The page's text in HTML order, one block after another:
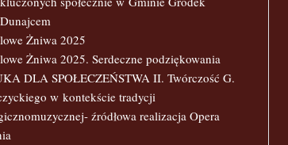
Żniwa 2025
Żniwa 2025. Serdeczne podziękowania
DLA SPOŁECZEŃSTWA II. Twórczość G.
w kontekście tradycji
źródłowa realizacja Opera